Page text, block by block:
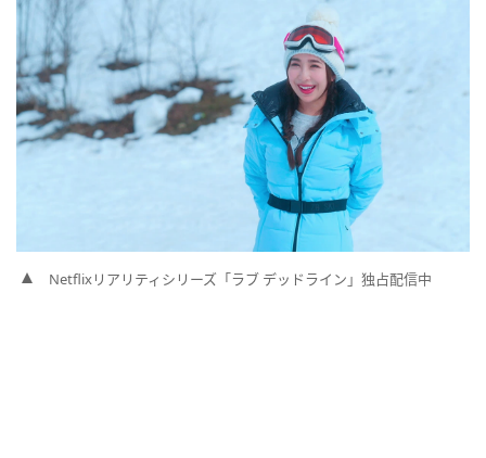
Netflixリアリティシリーズ「ラブ デッドライン」独占配信中